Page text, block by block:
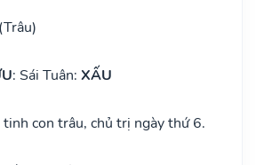
: Sái Tuân: XẤU
tinh con trâu, chủ trị ngày thứ 6.